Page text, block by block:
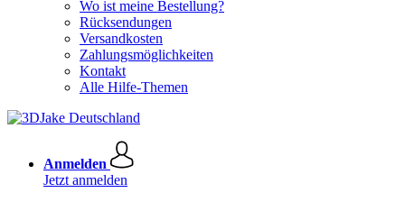
Wo ist meine Bestellung?
Rücksendungen
Versandkosten
Zahlungsmöglichkeiten
Kontakt
Alle Hilfe-Themen
Anmelden
Jetzt anmelden